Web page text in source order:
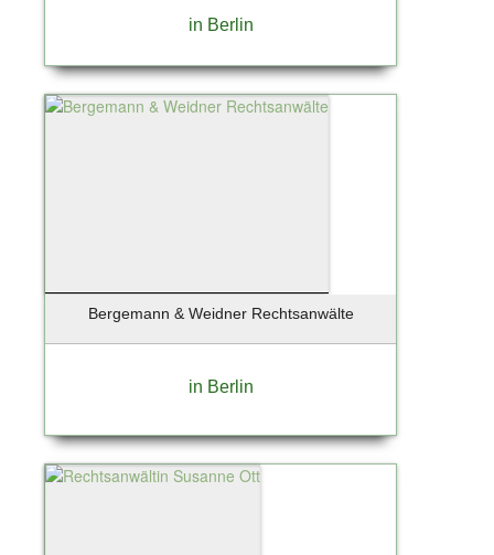
in Berlin
Bergemann & Weidner Rechtsanwälte
in Berlin